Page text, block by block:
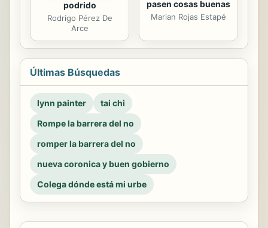
podrido
Rodrigo Pérez De
Arce
pasen cosas buenas
Marian Rojas Estapé
Últimas Búsquedas
lynn painter
tai chi
Rompe la barrera del no
romper la barrera del no
nueva coronica y buen gobierno
Colega dónde está mi urbe